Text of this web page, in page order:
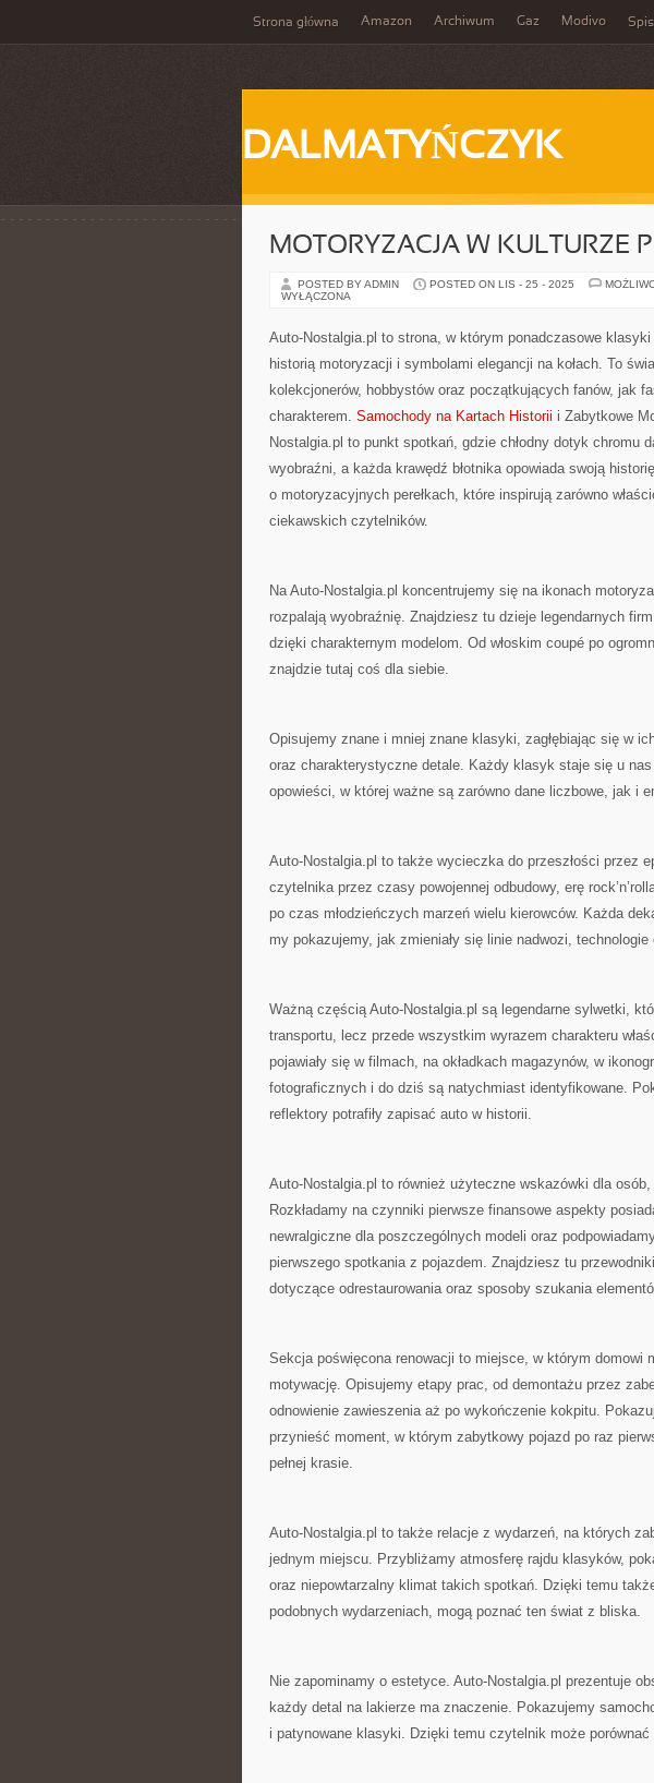
Strona główna Amazon Archiwum Gaz Modivo
DALMATYŃCZYK
MOTORYZACJA W KULTURZE
POSTED BY ADMIN POSTED ON LIS - 25 - 2025
WYŁĄCZONA
Auto-Nostalgia.pl to strona, w którym ponadczasowe
historią motoryzacji i symbolami elegancji na kołach. To
kolekcjonerów, hobbystów oraz początkujących fanów, jak
charakterem. Samochody na Kartach Historii i Zabytkowe
Nostalgia.pl to punkt spotkań, gdzie chłodny dotyk chromu
wyobraźni, a każda krawędź błotnika opowiada swoją
o motoryzacyjnych perełkach, które inspirują zarówno
ciekawskich czytelników.
Na Auto-Nostalgia.pl koncentrujemy się na ikonach
rozpalają wyobraźnię. Znajdziesz tu dzieje legendarnych
dzięki charakternym modelom. Od włoskim coupé po
znajdzie tutaj coś dla siebie.
Opisujemy znane i mniej znane klasyki, zagłębiając się w
oraz charakterystyczne detale. Każdy klasyk staje się u nas
opowieści, w której ważne są zarówno dane liczbowe, jak i
Auto-Nostalgia.pl to także wycieczka do przeszłości przez
czytelnika przez czasy powojennej odbudowy, erę
po czas młodzieńczych marzeń wielu kierowców. Każda
my pokazujemy, jak zmieniały się linie nadwozi, technologie
Ważną częścią Auto-Nostalgia.pl są legendarne sylwetki,
transportu, lecz przede wszystkim wyrazem charakteru
pojawiały się w filmach, na okładkach magazynów, w
fotograficznych i do dziś są natychmiast identyfikowane.
reflektory potrafiły zapisać auto w historii.
Auto-Nostalgia.pl to również użyteczne wskazówki dla
Rozkładamy na czynniki pierwsze finansowe aspekty
newralgiczne dla poszczególnych modeli oraz
pierwszego spotkania z pojazdem. Znajdziesz tu
dotyczące odrestaurowania oraz sposoby szukania
Sekcja poświęcona renowacji to miejsce, w którym domowi
motywację. Opisujemy etapy prac, od demontażu przez
odnowienie zawieszenia aż po wykończenie kokpitu.
przynieść moment, w którym zabytkowy pojazd po raz
pełnej krasie.
Auto-Nostalgia.pl to także relacje z wydarzeń, na których
jednym miejscu. Przybliżamy atmosferę rajdu klasyków,
oraz niepowtarzalny klimat takich spotkań. Dzięki temu
podobnych wydarzeniach, mogą poznać ten świat z bliska.
Nie zapominamy o estetyce. Auto-Nostalgia.pl prezentuje
każdy detal na lakierze ma znaczenie. Pokazujemy
i patynowane klasyki. Dzięki temu czytelnik może porównać